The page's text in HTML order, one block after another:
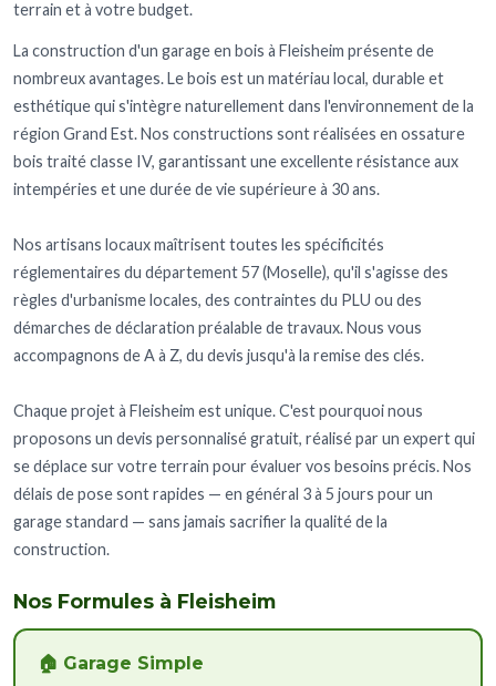
terrain et à votre budget.
La construction d'un garage en bois à Fleisheim présente de
nombreux avantages. Le bois est un matériau local, durable et
esthétique qui s'intègre naturellement dans l'environnement de la
région Grand Est. Nos constructions sont réalisées en ossature
bois traité classe IV, garantissant une excellente résistance aux
intempéries et une durée de vie supérieure à 30 ans.
Nos artisans locaux maîtrisent toutes les spécificités
réglementaires du département 57 (Moselle), qu'il s'agisse des
règles d'urbanisme locales, des contraintes du PLU ou des
démarches de déclaration préalable de travaux. Nous vous
accompagnons de A à Z, du devis jusqu'à la remise des clés.
Chaque projet à Fleisheim est unique. C'est pourquoi nous
proposons un devis personnalisé gratuit, réalisé par un expert qui
se déplace sur votre terrain pour évaluer vos besoins précis. Nos
délais de pose sont rapides — en général 3 à 5 jours pour un
garage standard — sans jamais sacrifier la qualité de la
construction.
Nos Formules à Fleisheim
🏠 Garage Simple